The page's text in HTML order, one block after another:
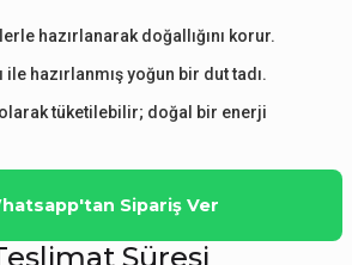
Süresi
hazırlanarak doğallığını korur.
ile hazırlanmış yoğun bir dut tadı.
olarak tüketilebilir; doğal bir enerji
Sipariş Ver